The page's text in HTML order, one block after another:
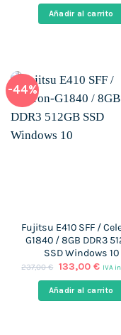
original
era:
es:
Añadir al carrito
-44%
Fujitsu E410 SFF /
G1840 / 8GB DDR3
SSD Windows 10
237,00€ El
original
era:
133,00 €El
es:
IVA
Añadir al carrito